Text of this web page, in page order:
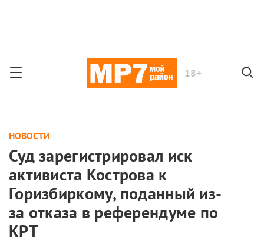
18+
НОВОСТИ
Суд зарегистрировал иск
активиста Кострова к
Горизбиркому, поданный из-
за отказа в референдуме по
КРТ